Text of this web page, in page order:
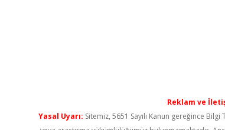
Reklam ve
Yasal Uyarı: Sitemiz, 5651 Sayılı Kanun gereğince